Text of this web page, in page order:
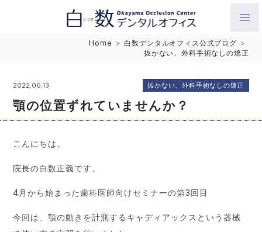
み合わせを考えたインプラントと矯正歯科
Home > 白数デンタルオフィス公式ブログ >
抜かない、外科手術なしの矯正
2022.06.13
顎の位置ずれていませんか？
抜かない、外科手術なしの矯正
こんにちは。
院長の白数正義です。
4月から始まった歯科医師向けセミナーの第3回目
今回は、顎の動きを計測するキャディアックスという器械